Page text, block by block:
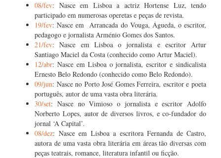
08/fev: Nasce em Lisboa a actriz Hortense Luz, tendo
participado em numerosas operetas e peças de revista.
19/fev: Nasce em Arrancada do Vouga, Águeda, o escritor,
pedagogo e jornalista Arménio Gomes dos Santos.
21/fev: Nasce em Lisboa o jornalista e escritor Artur
Santiago Maciel da Costa (conhecido como Artur Maciel).
12/abr: Nasce em Lisboa o jornalista, escritor e sindicalista
Ernesto Belo Redondo (conhecido como Belo Redondo).
09/jun: Nasce no Porto José Gomes Ferreira, escritor e poeta
português, autor de uma vasta obra literária.
30/set: Nasce no Vimioso o jornalista e escritor Adolfo
Norberto Lopes, autor de diversos livros, e co-fundador do
jornal ‘A Capital’.
08/dez: Nasce em Lisboa a escritora Fernanda de Castro,
autora de uma vasta obra literária em áreas tão diversas com
peças teatrais, romance, literatura infantil ou ficção.